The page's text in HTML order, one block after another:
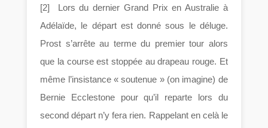
[2] Lors du dernier Grand Prix en Australie à
Adélaïde, le départ est donné sous le déluge.
Prost s’arrête au terme du premier tour alors
que la course est stoppée au drapeau rouge. Et
même l’insistance « soutenue » (on imagine) de
Bernie Ecclestone pour qu’il reparte lors du
second départ n’y fera rien. Rappelant en celà le